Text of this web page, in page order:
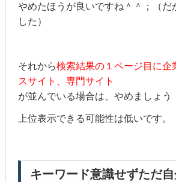
やめたほうが良いですね＾＾；（だ
した）
それから検索結果の１ページ目に企
スサイト、専門サイト
が並んでいる場合は、やめましょう
上位表示できる可能性は低いです。
キーワード意識せずただ